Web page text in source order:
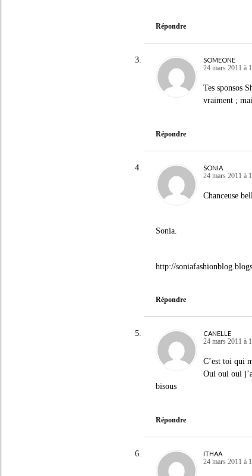
Répondre
SOMEONE
24 mars 2011 à
Tes sponsos
vraiment ;
Répondre
SONIA
24 mars 2011 à
Chanceuse
Sonia.
http://
Répondre
CANELLE
24 mars 2011 à
C’est toi qui
Oui oui oui
bisous
Répondre
ITHAA
24 mars 2011 à